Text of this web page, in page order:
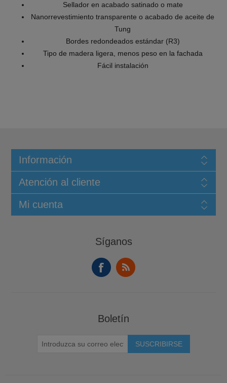
Sellador en acabado satinado o mate
Nanorrevestimiento transparente o acabado de aceite de
Tung
Bordes redondeados estándar (R3)
Tipo de madera ligera, menos peso en la fachada
Fácil instalación
Información
Atención al cliente
Mi cuenta
Síganos
Boletín